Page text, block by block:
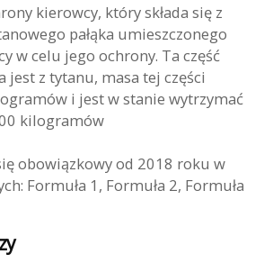
kierowcy, który składa się z
pałąka umieszczonego
w celu jego ochrony. Ta część
z tytanu, masa tej części
i jest w stanie wytrzymać
kilogramów
obowiązkowy od 2018 roku w
Formuła 1, Formuła 2, Formuła